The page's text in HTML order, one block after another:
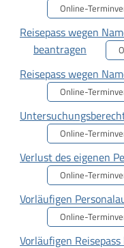
Online-
Reisepass wegen
beantragen
Reisepass wegen
Online-
Online-
Verlust des eigenen
Online-
Vorläufigen
Online-
Vorläufigen